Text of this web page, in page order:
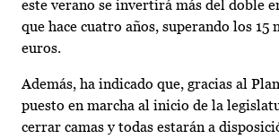
este verano se invertirá más del doble
que hace cuatro años, superando los 15
euros.
Además, ha indicado que, gracias al
puesto en marcha al inicio de la
cerrar camas y todas estarán a